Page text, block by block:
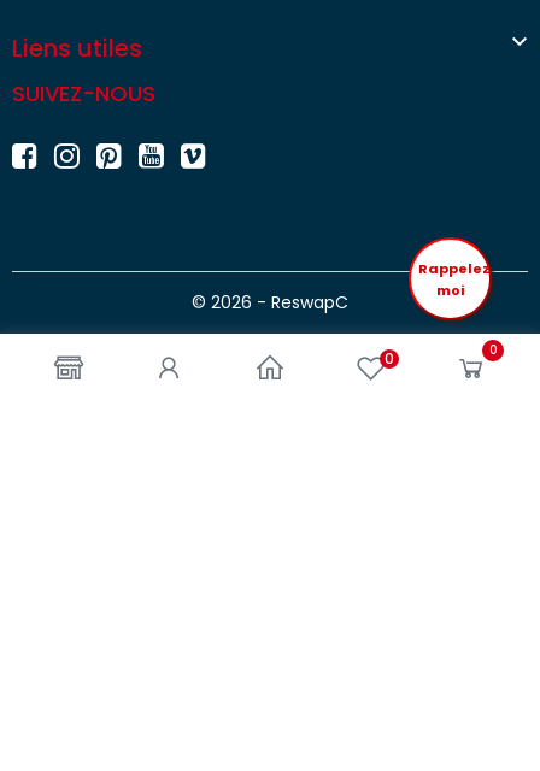
0 0
Liens utiles 
SUIVEZ-NOUS
© 2026 - ReswapC
Rappelez
moi